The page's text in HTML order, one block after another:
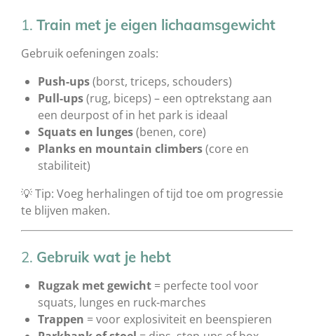
1. Train met je eigen lichaamsgewicht
Gebruik oefeningen zoals:
Push-ups(borst, triceps, schouders)
Pull-ups(rug, biceps) – een optrekstang aan
een deurpost of in het park is ideaal
Squats en lunges(benen, core)
Planks en mountain climbers(core en
stabiliteit)
💡 Tip: Voeg herhalingen of tijd toe om progressie
te blijven maken.
2. Gebruik wat je hebt
Rugzak met gewicht = perfecte tool voor
squats, lunges en ruck-marches
Trappen = voor explosiviteit en beenspieren